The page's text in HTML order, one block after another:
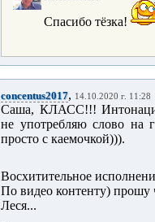
Спасибо тёзка!
concentus2017, 14.10.2020 г. 11:28
Саша, КЛАСС!!!
не употребляю слово на
просто с каемочкой))).
Восхитительное
По видео контенту) прошу
Леся...